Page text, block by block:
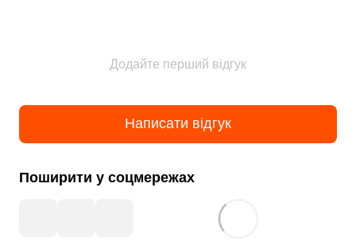
Додайте перший відгук
Написати відгук
Поширити у соцмережах